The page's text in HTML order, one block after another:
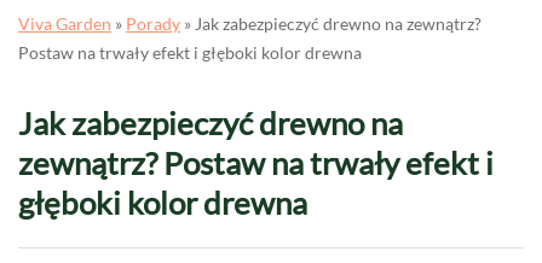
Viva Garden » Porady » Jak zabezpieczyć drewno na zewnątrz?
Postaw na trwały efekt i głęboki kolor drewna
Jak zabezpieczyć drewno na
zewnątrz? Postaw na trwały efekt i
głęboki kolor drewna